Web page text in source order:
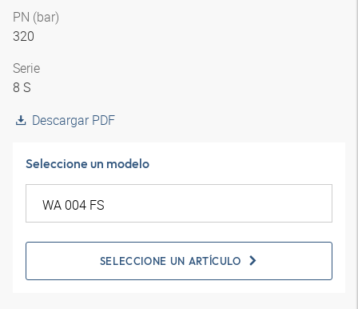
PN (bar)
320
Serie
8 S
Descargar PDF
Seleccione un modelo
SELECCIONE UN ARTÍCULO